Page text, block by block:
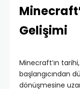
Gelişimi
Minecraft’ın
başlangıcından
dönüşmesine